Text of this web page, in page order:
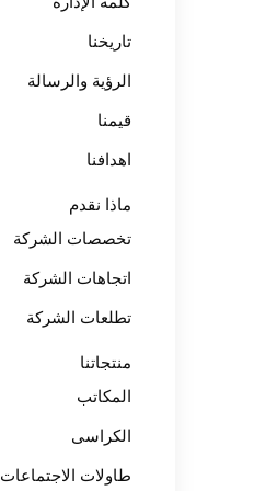
تاريخنا
الرؤية والرسالة
قيمنا
اهدافنا
ماذا نقدم
تخصصات الشركة
اتجاهات الشركة
تطلعات الشركة
منتجاتنا
المكاتب
الكراسى
طاولات الاجتماعات